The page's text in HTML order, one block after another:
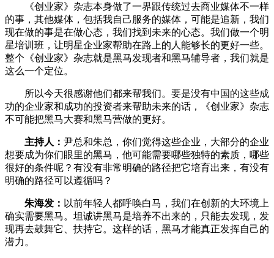
《创业家》杂志本身做了一界跟传统过去商业媒体不一样
的事，其他媒体，包括我自己服务的媒体，可能是追新，我们
现在做的事是在做心态，我们找到未来的心态。我们做一个明
星培训班，让明星企业家帮助在路上的人能够长的更好一些。
整个《创业家》杂志就是黑马发现者和黑马辅导者，我们就是
这么一个定位。
所以今天很感谢他们都来帮我们。要是没有中国的这些成
功的企业家和成功的投资者来帮助未来的话，《创业家》杂志
不可能把黑马大赛和黑马营做的更好。
主持人： 尹总和朱总，你们觉得这些企业，大部分的企业
想要成为你们眼里的黑马，他可能需要哪些独特的素质，哪些
很好的条件呢？有没有非常明确的路径把它培育出来，有没有
明确的路径可以遵循吗？
朱海发： 以前年轻人都呼唤白马，我们在创新的大环境上
确实需要黑马。坦诚讲黑马是培养不出来的，只能去发现，发
现再去鼓舞它、扶持它。这样的话，黑马才能真正发挥自己的
潜力。